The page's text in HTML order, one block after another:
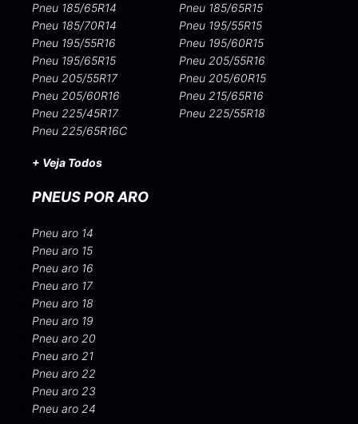
Pneu 185/65R14
Pneu 185/65R15
Pneu 185/70R14
Pneu 195/55R15
Pneu 195/55R16
Pneu 195/60R15
Pneu 195/65R15
Pneu 205/55R16
Pneu 205/55R17
Pneu 205/60R15
Pneu 205/60R16
Pneu 215/65R16
Pneu 225/45R17
Pneu 225/55R18
Pneu 225/65R16C
+ Veja Todos
PNEUS POR ARO
Pneu aro 14
Pneu aro 15
Pneu aro 16
Pneu aro 17
Pneu aro 18
Pneu aro 19
Pneu aro 20
Pneu aro 21
Pneu aro 22
Pneu aro 23
Pneu aro 24